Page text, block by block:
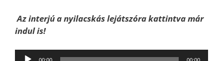
Az interjú a nyilacskás lejátszóra kattintva már
indul is!
Audió
00:00 00:00